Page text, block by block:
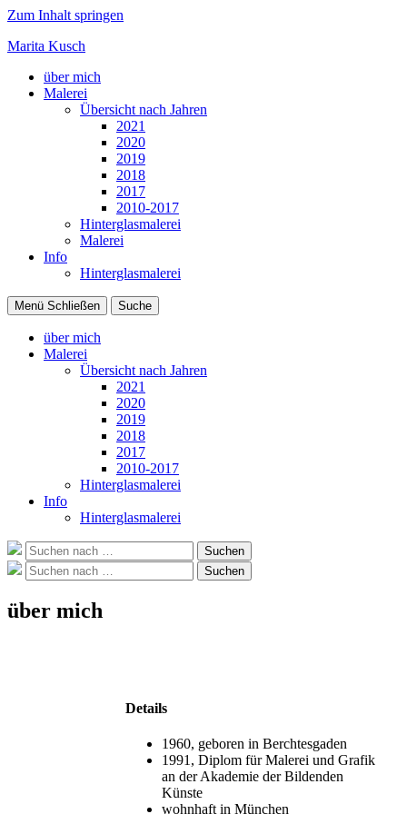
Zum Inhalt springen
Marita Kusch
über mich
Malerei
Übersicht nach Jahren
2021
2020
2019
2018
2017
2010-2017
Hinterglasmalerei
Malerei
Info
Hinterglasmalerei
Menü Schließen Suche
über mich
Malerei
Übersicht nach Jahren
2021
2020
2019
2018
2017
2010-2017
Hinterglasmalerei
Info
Hinterglasmalerei
Suche
nach:
Suchen
Suche
nach:
Suchen
über mich
Details
1960, geboren in Berchtesgaden
1991, Diplom für Malerei und Grafik
an der Akademie der Bildenden
Künste
wohnhaft in München